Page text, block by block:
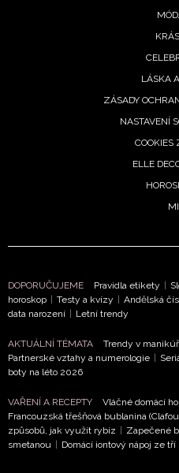
NEWSLETTER
Přihlášením k newsletteru
LÁSKA
ZÁSADY
NASTAVENÍ
COOKIES
ELLE
DOPORUČUJEME Pravidla etikety |
horoskop | Testy a kvízy | Andělská
data narození | Letní trendy
AKTUÁLNÍ TÉMATA Trendy v
Partnerské vztahy a numerologie |
boty na léto 2026
VAŘENÍ A RECEPTY Vláčné domácí
Francouzská třešňová bublanina
způsobů, jak využít rybíz | Zapečené
smetanou | Domácí iontový nápoj ze tří